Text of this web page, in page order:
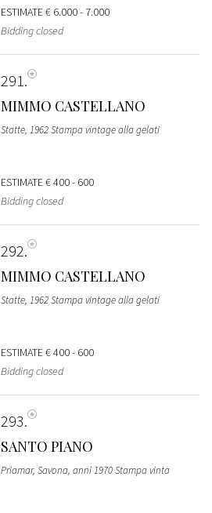
ESTIMATE€ 6.000 - 7.000
Bidding closed
291
MIMMO CASTELLANO
Statte, 1962 Stampa vintage alla gelati
ESTIMATE€ 400 - 600
Bidding closed
292
MIMMO CASTELLANO
Statte, 1962 Stampa vintage alla gelati
ESTIMATE€ 400 - 600
Bidding closed
293
SANTO PIANO
Priamar, Savona, anni 1970 Stampa vinta